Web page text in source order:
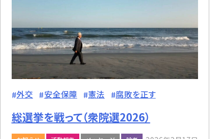
外交 安全保障 憲法 腐敗を正す
総選挙を戦って（衆院選2026）